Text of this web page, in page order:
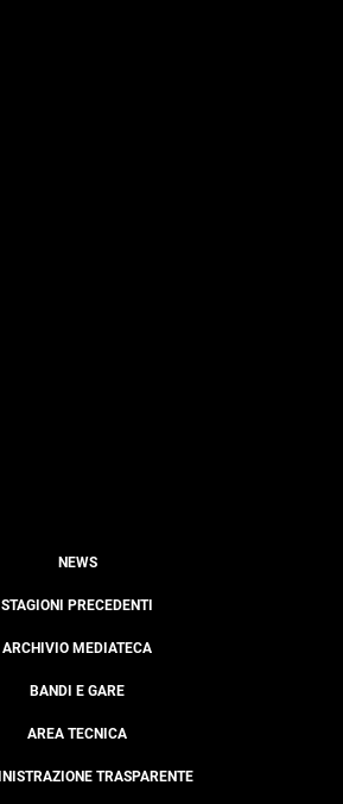
NEWS
STAGIONI PRECEDENTI
ARCHIVIO MEDIATECA
BANDI E GARE
AREA TECNICA
TRASPARENTE